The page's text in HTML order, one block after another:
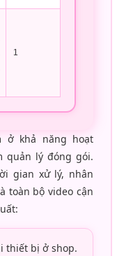
1
ở khả năng hoạt
quản lý đóng gói.
gian xử lý, nhân
toàn bộ video cận
thiết bị ở shop.